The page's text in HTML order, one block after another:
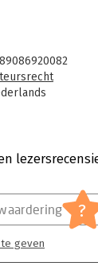
7-2011
+
?
geven